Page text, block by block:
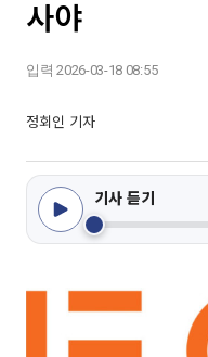
사야
입력 2026-03-18 08:55
정회인 기자
기사 듣기